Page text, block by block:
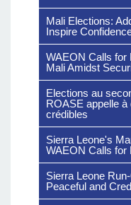
Mali Elections:
Inspire
WAEON Calls for
Mali Amidst
Elections au
ROASE appelle
crédibles
Sierra Leone's
WAEON Calls for
Sierra Leone
Peaceful and